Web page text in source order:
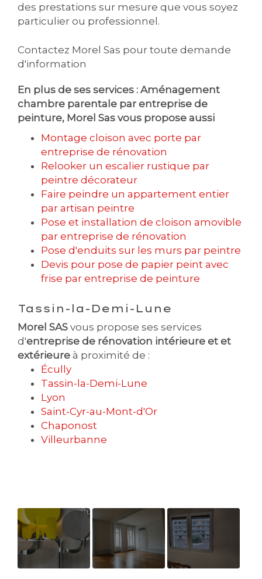
des prestations sur mesure que vous soyez
particulier ou professionnel.
Contactez Morel Sas pour toute demande
d'information
En plus de ses services : Aménagement
chambre parentale par entreprise de
peinture, Morel Sas vous propose aussi
Montage cloison avec porte par
entreprise de rénovation
Relooker un escalier rustique par
peintre décorateur
Faire peindre un appartement entier
par artisan peintre
Pose et installation de cloison amovible
par entreprise de rénovation
Pose d'enduits sur les murs par peintre
Devis pour pose de papier peint avec
frise par entreprise de peinture
Tassin-la-Demi-Lune
Morel SAS vous propose ses services
d'entreprise de rénovation intérieure et et
extérieure à proximité de :
Écully
Tassin-la-Demi-Lune
Lyon
Saint-Cyr-au-Mont-d'Or
Chaponost
Villeurbanne